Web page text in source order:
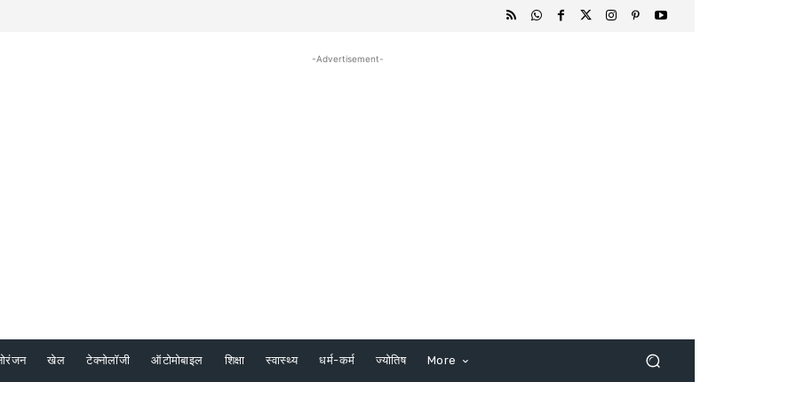
-Advertisement-
खेल टेक्नोलॉजी ऑटोमोबाइल शिक्षा स्वास्थ्य धर्म-कर्म ज्योतिष More